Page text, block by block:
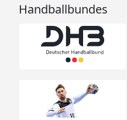
Handballbundes